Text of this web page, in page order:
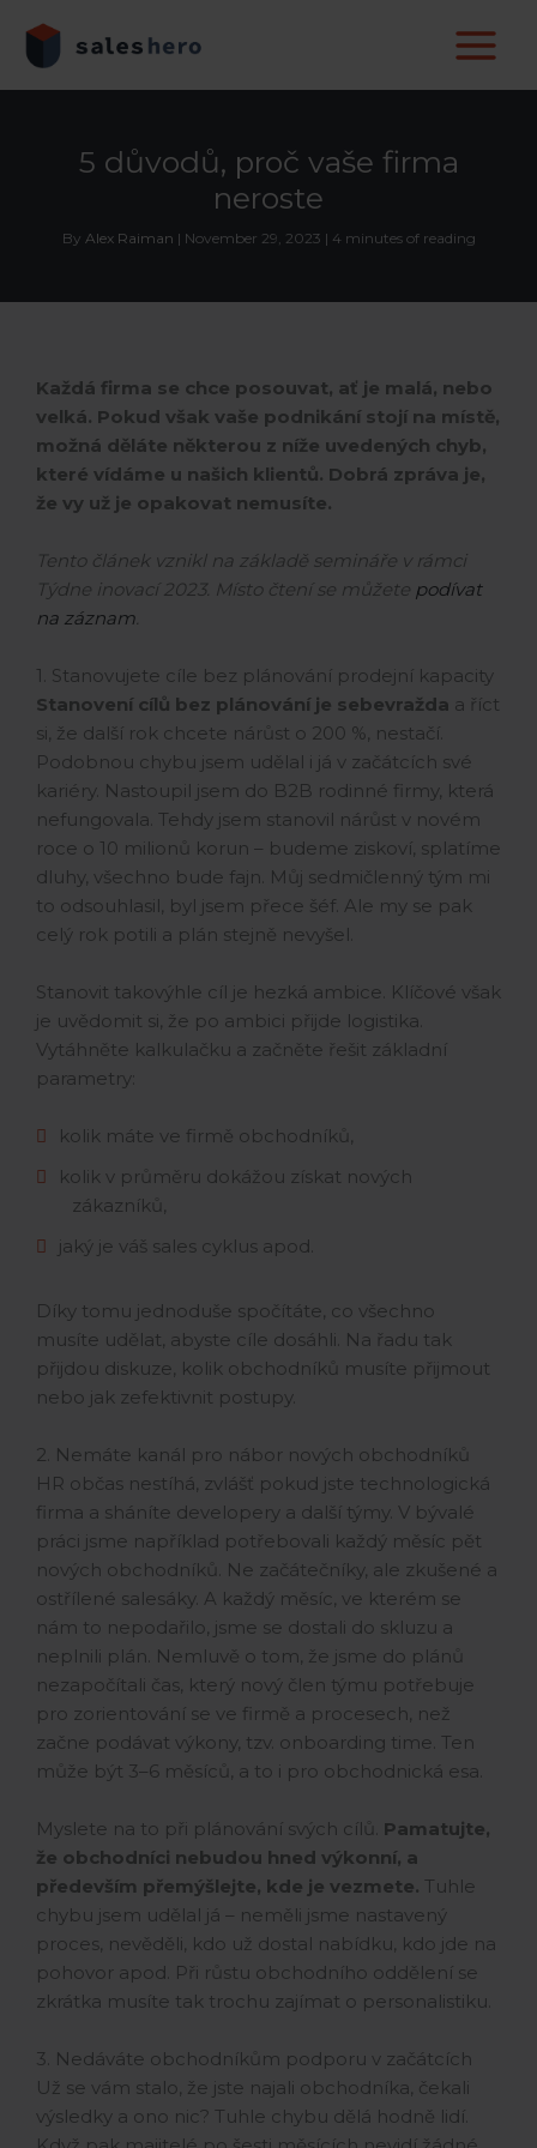
content
5 důvodů, proč vaše firma
neroste
By Alex Raiman | November 29, 2023 | 4 minutes of reading
Každá firma se chce posouvat, ať je malá, nebo
velká. Pokud však vaše podnikání stojí na místě,
možná děláte některou z níže uvedených chyb,
které vídáme u našich klientů. Dobrá zpráva je,
že vy už je opakovat nemusíte.
Tento článek vznikl na základě semináře v rámci
Týdne inovací 2023. Místo čtení se můžete podívat
na záznam.
1. Stanovujete cíle bez plánování prodejní kapacity
Stanovení cílů bez plánování je sebevražda a říct
si, že další rok chcete nárůst o 200 %, nestačí.
Podobnou chybu jsem udělal i já v začátcích své
kariéry. Nastoupil jsem do B2B rodinné firmy, která
nefungovala. Tehdy jsem stanovil nárůst v novém
roce o 10 milionů korun – budeme ziskoví, splatíme
dluhy, všechno bude fajn. Můj sedmičlenný tým mi
to odsouhlasil, byl jsem přece šéf. Ale my se pak
celý rok potili a plán stejně nevyšel.
Stanovit takovýhle cíl je hezká ambice. Klíčové však
je uvědomit si, že po ambici přijde logistika.
Vytáhněte kalkulačku a začněte řešit základní
parametry:
kolik máte ve firmě obchodníků,
kolik v průměru dokážou získat nových
zákazníků,
jaký je váš sales cyklus apod.
Díky tomu jednoduše spočítáte, co všechno
musíte udělat, abyste cíle dosáhli. Na řadu tak
přijdou diskuze, kolik obchodníků musíte přijmout
nebo jak zefektivnit postupy.
2. Nemáte kanál pro nábor nových obchodníků
HR občas nestíhá, zvlášť pokud jste technologická
firma a sháníte developery a další týmy. V bývalé
práci jsme například potřebovali každý měsíc pět
nových obchodníků. Ne začátečníky, ale zkušené a
ostřílené salesáky. A každý měsíc, ve kterém se
nám to nepodařilo, jsme se dostali do skluzu a
neplnili plán. Nemluvě o tom, že jsme do plánů
nezapočítali čas, který nový člen týmu potřebuje
pro zorientování se ve firmě a procesech, než
začne podávat výkony, tzv. onboarding time. Ten
může být 3–6 měsíců, a to i pro obchodnická esa.
Myslete na to při plánování svých cílů. Pamatujte,
že obchodníci nebudou hned výkonní, a
především přemýšlejte, kde je vezmete. Tuhle
chybu jsem udělal já – neměli jsme nastavený
proces, nevěděli, kdo už dostal nabídku, kdo jde na
pohovor apod. Při růstu obchodního oddělení se
zkrátka musíte tak trochu zajímat o personalistiku.
3. Nedáváte obchodníkům podporu v začátcích
Už se vám stalo, že jste najali obchodníka, čekali
výsledky a ono nic? Tuhle chybu dělá hodně lidí.